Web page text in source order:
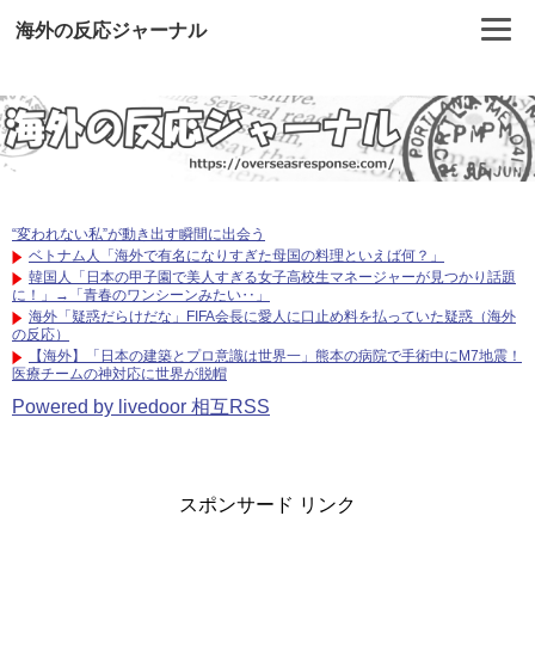
海外の反応ジャーナル
“変われない私”が動き出す瞬間に出会う
ベトナム人「海外で有名になりすぎた母国の料理といえば何？」
韓国人「日本の甲子園で美人すぎる女子高校生マネージャーが見つかり話題
に！」→「青春のワンシーンみたい‥」
海外「疑惑だらけだな」FIFA会長に愛人に口止め料を払っていた疑惑（海外
の反応）
【海外】「日本の建築とプロ意識は世界一」熊本の病院で手術中にM7地震！
医療チームの神対応に世界が脱帽
Powered by livedoor 相互RSS
スポンサード リンク